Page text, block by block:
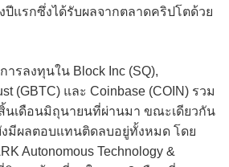
แรกซึ่งได้รับผลจากตลาดคริปโตด้วย
รลงทุนใน Block Inc (SQ),
(GBTC) และ Coinbase (COIN) รวม
นเดือนมิถุนายนที่ผ่านมา ขณะเดียวกัน
มีผลตอบแทนติดลบอยู่ทั้งหมด โดย
Autonomous Technology &